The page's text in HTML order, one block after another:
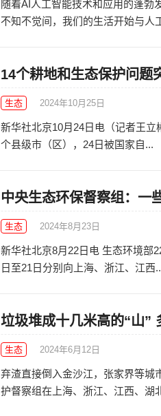
随着AI人工智能技术和应用的蓬勃
不知不觉间，我们的生活开始与人
14个耕地和生态保护问题
生态 2024年10月25日
新华社北京10月24日电（记者王
个县级市（区），24日被国家自...
中央生态环保督察组：一
生态 2024年8月23日
新华社北京8月22日电 生态环境部
日至21日分别向上海、浙江、江西
垃圾堆成十几米高的“山”
生态 2024年6月12日
弃渣直接倒入金沙江，张家界等城
护督察组在上海、浙江、江西、湖